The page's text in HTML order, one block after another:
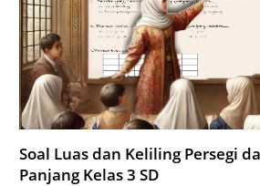
Soal Luas dan Keliling Persegi
Panjang Kelas 3 SD